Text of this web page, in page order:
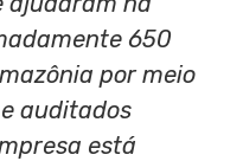
650
por meio
auditados
está